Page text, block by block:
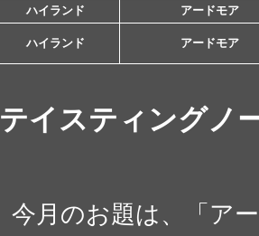
ハイランド アードモア
ハイランド アードモア
テイスティングノ
今月のお題は、「ア